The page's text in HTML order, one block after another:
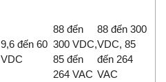
9,6 đến 60
VDC
88 đến
300 VDC,
85 đến
264 VAC
88 đến 300
VDC, 85
đến 264
VAC